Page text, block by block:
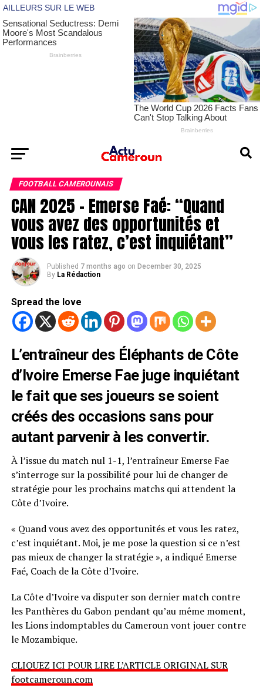
FOOTBALL CAMEROUNAIS
CAN 2025 – Emerse Faé: “Quand
vous avez des opportunités et
vous les ratez, c’est inquiétant”
Published 7 months ago on December 30, 2025
By La Rédaction
Spread the love
L’entraîneur des Éléphants de Côte
d’Ivoire Emerse Fae juge inquiétant
le fait que ses joueurs se soient
créés des occasions sans pour
autant parvenir à les convertir.
À l’issue du match nul 1-1, l’entraîneur Emerse Fae
s’interroge sur la possibilité pour lui de changer de
stratégie pour les prochains matchs qui attendent la
Côte d’Ivoire.
« Quand vous avez des opportunités et vous les ratez,
c’est inquiétant. Moi, je me pose la question si ce n’est
pas mieux de changer la stratégie », a indiqué Emerse
Faé, Coach de la Côte d’Ivoire.
La Côte d’Ivoire va disputer son dernier match contre
les Panthères du Gabon pendant qu’au même moment,
les Lions indomptables du Cameroun vont jouer contre
le Mozambique.
CLIQUEZ ICI POUR LIRE L’ARTICLE ORIGINAL SUR
footcameroun.com